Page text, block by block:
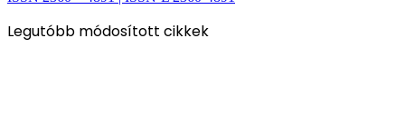
Legutóbb módosított cikkek